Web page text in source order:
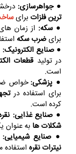
● جواهرسازی:
ترین فلزات برای
● سکه: از زمان‌
برایضرب سکه
● صنایع الکترونیک:
در تولید قطعات
است.
● پزشکی: خواص ضد
برای استفاده در
کرده است.
● صنایع غذایی:
شکلات‌ ها به عنوان
● صنایع شیمیایی:
نیترات نقره